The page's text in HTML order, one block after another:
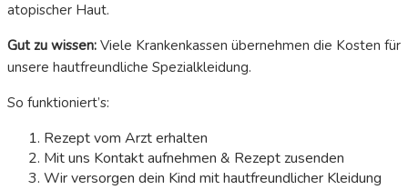
atopischer Haut.
Gut zu wissen: Viele Krankenkassen übernehmen die Kosten für
unsere hautfreundliche Spezialkleidung.
So funktioniert’s:
Rezept vom Arzt erhalten
Mit uns Kontakt aufnehmen & Rezept zusenden
Wir versorgen dein Kind mit hautfreundlicher Kleidung